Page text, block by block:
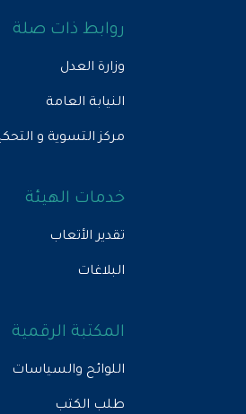
روابط ذات صلة
وزارة العدل
النيابة العامة
مركز التسوية و التحكيم
خدمات الهيئة
تقدير الأتعاب
البلاغات
المكتبة الرقمية
اللوائح والسياسات
طلب الكتب